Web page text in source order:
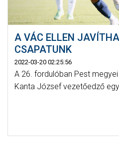
A VÁC ELLEN
CSAPATUNK
2022-03-20 02:25:56
A 26. fordulóban Pest
Kanta József vezetőedző